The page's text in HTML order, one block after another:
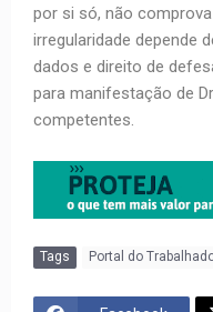
por si só, não
irregularidade depende
dados e direito de
para manifestação de
competentes.
Tags Portal do